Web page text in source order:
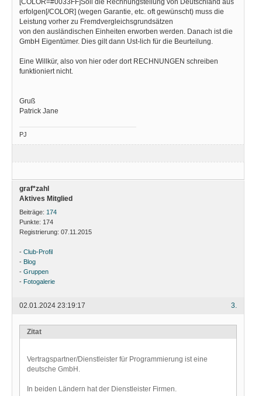
[COLOR=#0033FF]Soll die Rechnungstellung von Deutschland aus
erfolgen[/COLOR] (wegen Garantie, etc. oft gewünscht) muss die
Leistung vorher zu Fremdvergleichsgrundsätzen
von den ausländischen Einheiten erworben werden. Danach ist die
GmbH Eigentümer. Dies gilt dann Ust-lich für die Beurteilung.
Eine Willkür, also von hier oder dort RECHNUNGEN schreiben
funktioniert nicht.
Gruß
Patrick Jane
PJ
graf*zahl
Aktives Mitglied
Beiträge: 174
Punkte: 174
Registrierung: 07.11.2015
- Club-Profil
- Blog
- Gruppen
- Fotogalerie
3.
02.01.2024 23:19:17
Zitat
Vertragspartner/Dienstleister für Programmierung ist eine
deutsche GmbH.
In beiden Ländern hat der Dienstleister Firmen.